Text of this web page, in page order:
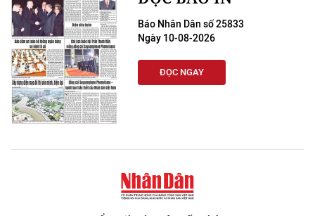
Báo Nhân Dân số 25833
Ngày 10-08-2026
ĐỌC NGAY